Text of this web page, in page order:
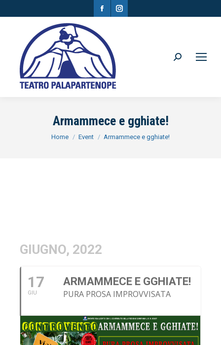
Facebook
opens
in
new
window
Instagram
Search:
Armammece e gghiate!
You are here:
Home Event Armammece e gghiate!
GIUGNO, 2022
17
GIU
ARMAMMECE E GGHIATE!
PURA PROSA IMPROVVISATA